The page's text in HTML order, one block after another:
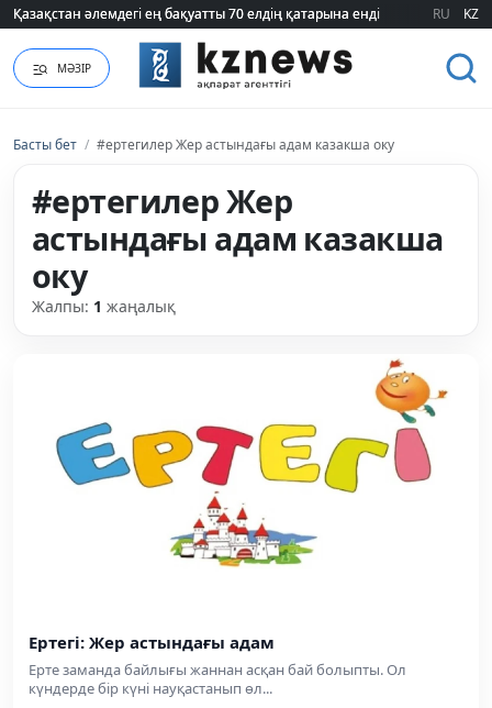
Қазақстан әлемдегі ең бақуатты 70 елдің қатарына енді
Қазақстан әлемдегі ең бақуатты 70 елдің қатарына енді RU KZ
МӘЗІР
Басты бет / #ертегилер Жер астындағы адам казакша оку
#ертегилер Жер
астындағы адам казакша
оку
Жалпы: 1 жаңалық
Ертегі: Жер астындағы адам
Ерте заманда байлығы жаннан асқан бай болыпты. Ол
күндерде бір күні науқастанып өл...